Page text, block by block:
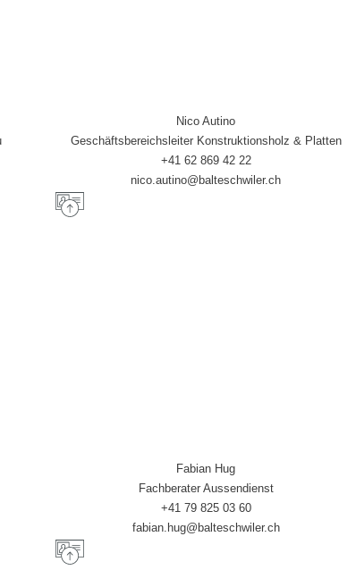
Nico Autino
Geschäftsbereichsleiter Konstruktionsholz & Platten
+41 62 869 42 22
nico.autino@balteschwiler.ch
Fabian Hug
Fachberater Aussendienst
+41 79 825 03 60
fabian.hug@balteschwiler.ch